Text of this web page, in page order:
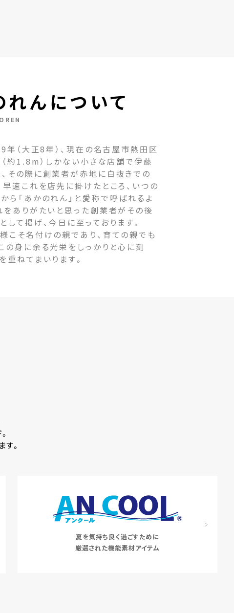
れんについて
（大正8年）、現在の名古屋市熱田区
約1.8m）しかない小さな店舗で伊藤
その際に創業者が赤地に白抜きでの
早速これを店先に掛けたところ、いつの
ら「あかのれん」と愛称で呼ばれるよ
をありがたいと思った創業者がその後
して掲げ、今日に至っております。
こそ名付けの親であり、育ての親でも
の身に余る光栄をしっかりと心に刻
重ねてまいります。
。
夏を気持ち良く過ごすために
厳選された機能素材アイテム